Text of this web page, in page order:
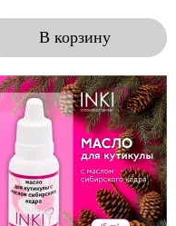
В корзину